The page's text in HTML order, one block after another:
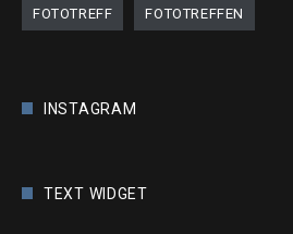
FOTOTREFF FOTOTREFFEN
INSTAGRAM
TEXT WIDGET